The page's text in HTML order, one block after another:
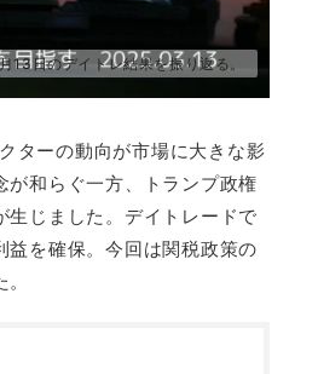
日のデイトレ結果を振り返る。
ターの動向が市場に大きな影
和らぐ一方、トランプ政権
じました。デイトレードで
を確保。今回は関税政策の